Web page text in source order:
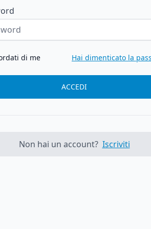
di me Hai dimenticato la
ACCEDI
Non hai un account? Iscriviti